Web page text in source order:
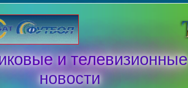
и телевизионные
новости